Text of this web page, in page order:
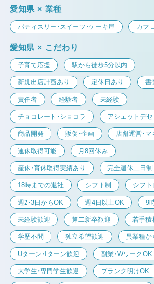
愛知県 × 業種
パティスリー・スイーツ・ケーキ屋 カフ
愛知県 × こだわり
子育て応援 駅から徒歩5分以内
新規出店計画あり 定休日あり 書
責任者 経験者 未経験
チョコレート・ショコラ アシェットデセ
商品開発 販促・企画 店舗運営・
連休取得可能 月8回休み
産休・育休取得実績あり 完全週休二日制
18時までの退社 シフト制 シフト
週2・3日からOK 週4日以上OK 9
未経験歓迎 第二新卒歓迎 若手積
学歴不問 独立希望歓迎 異業種か
Uターン・Iターン歓迎 副業・WワークOK
大学生・専門学生歓迎 ブランク明けOK